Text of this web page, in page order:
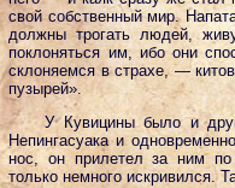
свой собственный мир.
должны трогать людей,
поклоняться им, ибо они
склоняемся в страхе, —
пузырей».
У Кувицины было и
Непингасуака и
нос, он прилетел за ним
только немного искривился.